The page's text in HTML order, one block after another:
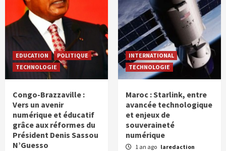
EDUCATION
POLITIQUE
TECHNOLOGIE
Congo-Brazzaville :
Vers un avenir
numérique et éducatif
grâce aux réformes du
Président Denis Sassou
N’Guesso
INTERNATIONAL
TECHNOLOGIE
Maroc : Starlink, entre
avancée technologique
et enjeux de
souveraineté
numérique
1 an ago laredaction